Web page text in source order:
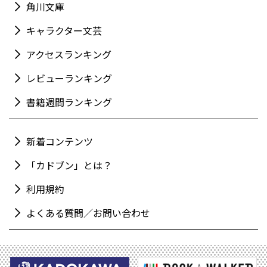
角川文庫
キャラクター文芸
アクセスランキング
レビューランキング
書籍週間ランキング
新着コンテンツ
「カドブン」とは？
利用規約
よくある質問／お問い合わせ